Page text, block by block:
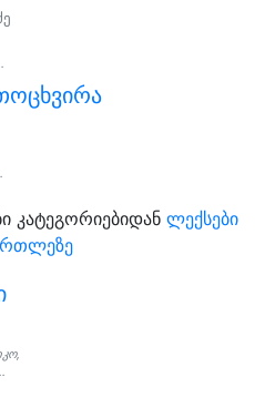
კატეგორიებიდან ლექსები